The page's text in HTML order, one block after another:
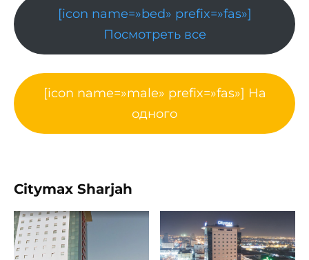
[icon name=»bed» prefix=»fas»]
Посмотреть все
[icon name=»male» prefix=»fas»] На
одного
Citymax Sharjah